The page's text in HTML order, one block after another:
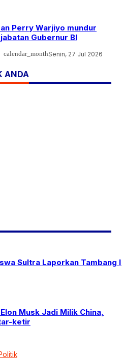
Perry Warjiyo mundur
Gubernur BI
calendar_monthSenin, 27 Jul 2026
ANDA
Sultra Laporkan Tambang
Musk Jadi Milik China,
ketir
Politik